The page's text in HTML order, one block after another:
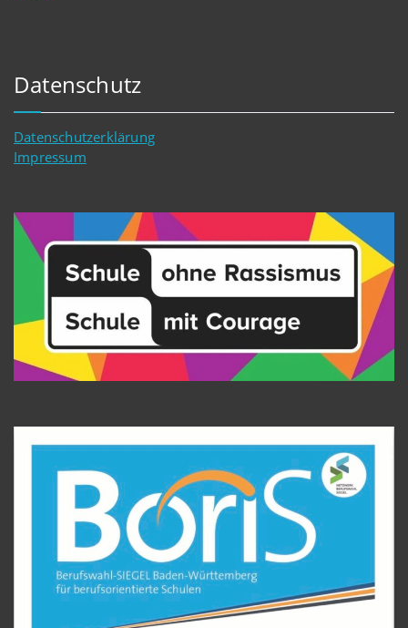
Datenschutz
Datenschutzerklärung
Impressum